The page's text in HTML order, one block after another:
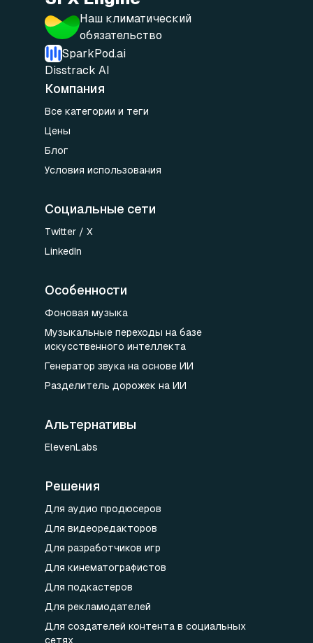
Наш климатический
обязательство
SparkPod.ai
Disstrack AI
Компания
Все категории и теги
Цены
Блог
Условия использования
Социальные сети
Twitter / X
LinkedIn
Особенности
Фоновая музыка
Музыкальные переходы на базе
искусственного интеллекта
Генератор звука на основе ИИ
Разделитель дорожек на ИИ
Альтернативы
ElevenLabs
Решения
Для аудио продюсеров
Для видеоредакторов
Для разработчиков игр
Для кинематографистов
Для подкастеров
Для рекламодателей
Для создателей контента в социальных
сетях